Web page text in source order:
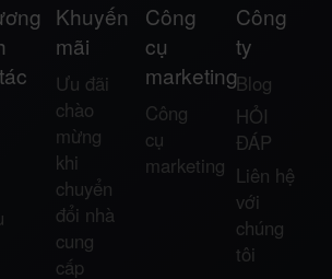
Khuyến
mãi
Ưu đãi
chào
mừng
khi
chuyển
đổi nhà
cung
cấp
Công
cụ
marketing
Công
cụ
marketing
Công
ty
Blog
HỎI
ĐÁP
Liên hệ
với
chúng
tôi